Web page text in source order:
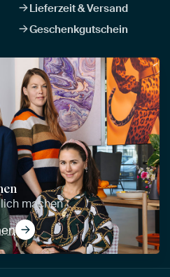
Lieferzeit & Versand
Geschenkgutschein
machen